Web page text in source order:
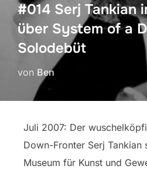
#014 Serj Tankian
über System of a
Solodebüt
von Ben
Juli 2007: Der
Down-Fronter Serj Tankian
Museum für Kunst und